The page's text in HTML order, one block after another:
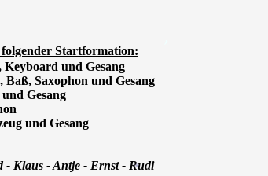
Startformation:
und Gesang
Saxophon und Gesang
Gesang
und Gesang
- Klaus - Antje - Ernst - Rudi